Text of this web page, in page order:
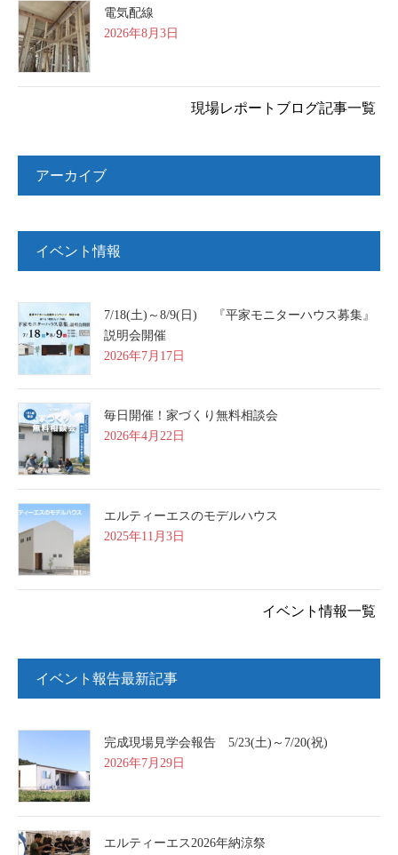
電気配線
2026年8月3日
現場レポートブログ記事一覧
アーカイブ
イベント情報
7/18(土)～8/9(日) 『平家モニターハウス募集』
説明会開催
2026年7月17日
毎日開催！家づくり無料相談会
2026年4月22日
エルティーエスのモデルハウス
2025年11月3日
イベント情報一覧
イベント報告最新記事
完成現場見学会報告 5/23(土)～7/20(祝)
2026年7月29日
エルティーエス2026年納涼祭